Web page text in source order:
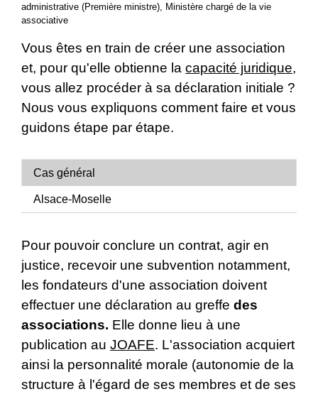
administrative (Première ministre), Ministère chargé de la vie
associative
Vous êtes en train de créer une association
et, pour qu'elle obtienne la capacité juridique,
vous allez procéder à sa déclaration initiale ?
Nous vous expliquons comment faire et vous
guidons étape par étape.
Cas général
Alsace-Moselle
Pour pouvoir conclure un contrat, agir en
justice, recevoir une subvention notamment,
les fondateurs d'une association doivent
effectuer une déclaration au greffe des
associations. Elle donne lieu à une
publication au JOAFE. L'association acquiert
ainsi la personnalité morale (autonomie de la
structure à l'égard de ses membres et de ses